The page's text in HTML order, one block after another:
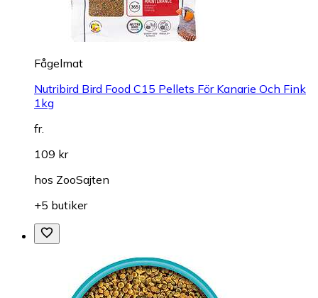
Fågelmat
Nutribird Bird Food C15 Pellets För Kanarie Och Fink
1kg
fr.
109 kr
hos ZooSajten
+5 butiker